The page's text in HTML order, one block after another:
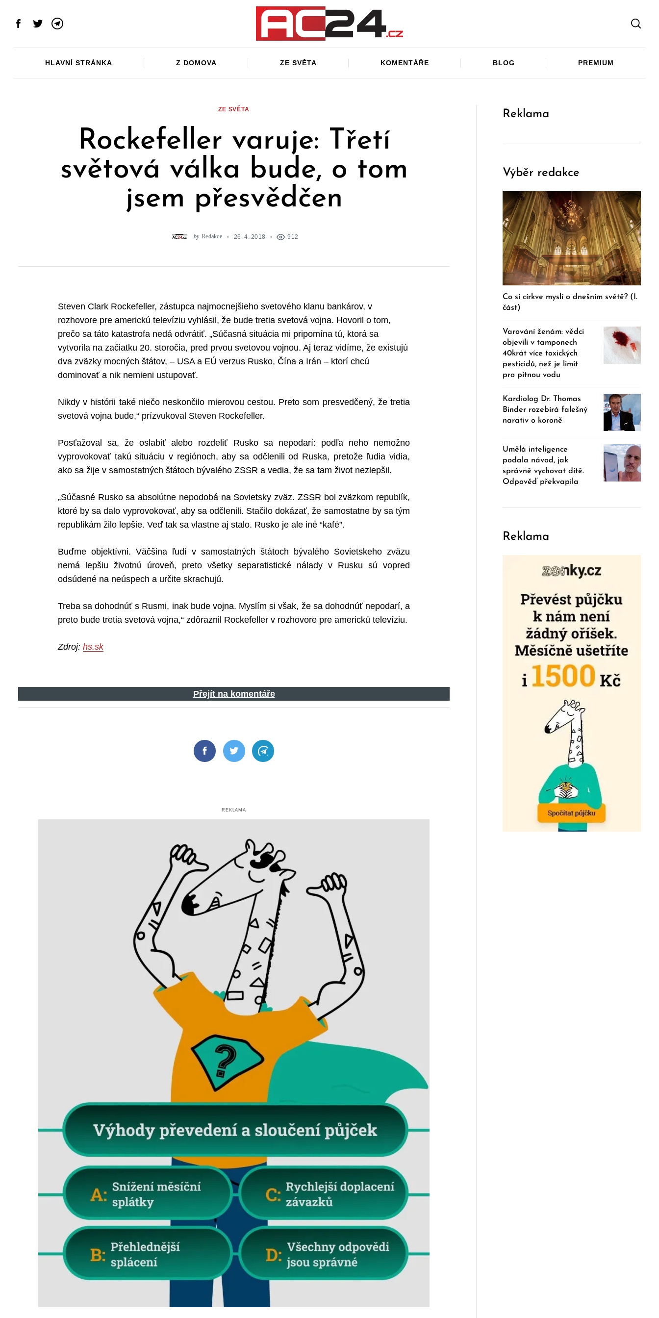
Facebook
TwitterTelegram
HLAVNÍ STRÁNKA Z DOMOVA ZE SVĚTA KOMENTÁŘE BLOG PREMIUM
ZE SVĚTA
Rockefeller varuje: Třetí
světová válka bude, o tom
jsem přesvědčen
by Redakce 26. 4. 2018 912
Steven Clark Rockefeller, zástupca najmocnejšieho svetového klanu bankárov, v
rozhovore pre americkú televíziu vyhlásil, že bude tretia svetová vojna. Hovoril o tom,
prečo sa táto katastrofa nedá odvrátiť. „Súčasná situácia mi pripomína tú, ktorá sa
vytvorila na začiatku 20. storočia, pred prvou svetovou vojnou. Aj teraz vidíme, že existujú
dva zväzky mocných štátov, – USA a EÚ verzus Rusko, Čína a Irán – ktorí chcú
dominovať a nik nemieni ustupovať.
Nikdy v histórii také niečo neskončilo mierovou cestou. Preto som presvedčený, že tretia
svetová vojna bude,“ prízvukoval Steven Rockefeller.
Posťažoval sa, že oslabiť alebo rozdeliť Rusko sa nepodarí: podľa neho nemožno
vyprovokovať takú situáciu v regiónoch, aby sa odčlenili od Ruska, pretože ľudia vidia,
ako sa žije v samostatných štátoch bývalého ZSSR a vedia, že sa tam život nezlepšil.
„Súčasné Rusko sa absolútne nepodobá na Sovietsky zväz. ZSSR bol zväzkom republík,
ktoré by sa dalo vyprovokovať, aby sa odčlenili. Stačilo dokázať, že samostatne by sa tým
republikám žilo lepšie. Veď tak sa vlastne aj stalo. Rusko je ale iné “kafé”.
Buďme objektívni. Väčšina ľudí v samostatných štátoch bývalého Sovietskeho zväzu
nemá lepšiu životnú úroveň, preto všetky separatistické nálady v Rusku sú vopred
odsúdené na neúspech a určite skrachujú.
Treba sa dohodnúť s Rusmi, inak bude vojna. Myslím si však, že sa dohodnúť nepodarí, a
preto bude tretia svetová vojna,“ zdôraznil Rockefeller v rozhovore pre americkú televíziu.
Zdroj: hs.sk
Přejít na komentáře
FacebookTwitter Telegram
REKLAMA
Reklama
Výběr redakce
Co si církve myslí o dnešním světě? (I.
část)
Varování ženám: vědci
objevili v tamponech
40krát více toxických
pesticidů, než je limit
pro pitnou vodu
Kardiolog Dr. Thomas
Binder rozebírá falešný
narativ o koroně
Umělá inteligence
podala návod, jak
správně vychovat dítě.
Odpověď překvapila
Reklama